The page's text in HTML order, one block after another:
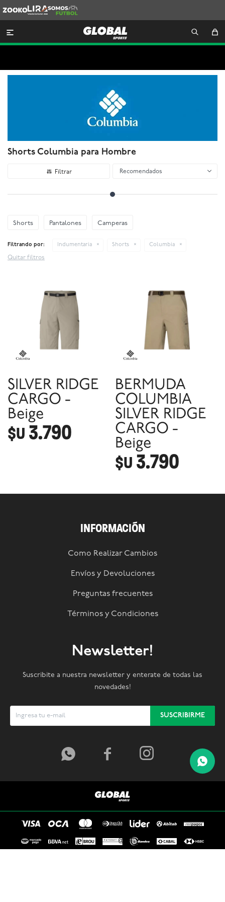
Lira
Somos
Futbol

Shorts Columbia para Hombre
Recomendados
Shorts Pantalones Camperas
Filtrando por: Indumentaria Shorts Columbia
Quitar filtros
SILVER RIDGE
CARGO -
Beige
$U 3.790
BERMUDA
COLUMBIA
SILVER RIDGE
CARGO -
Beige
$U 3.790
INFORMACIÓN
Como Realizar Cambios
Envíos y Devoluciones
Preguntas frecuentes
Términos y Condiciones
Newsletter!
Suscribite a nuestra newsletter y enterate de todas las
novedades!
SUSCRIBIRME
  